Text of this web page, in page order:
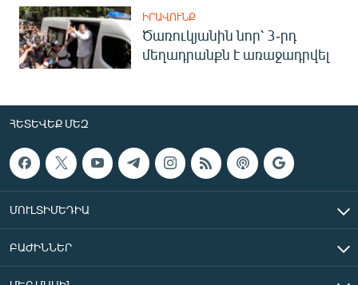
ԻՐԱՎՈՒՆՔ
Ծառուկյանին նոր՝ 3-րդ
մեղադրանքն է առաջադրվել
ՀԵՏԵՎԵՔ ՄԵԶ
ՄՈՒԼՏԻՄԵԴԻԱ
ԲԱԺԻՆՆԵՐ